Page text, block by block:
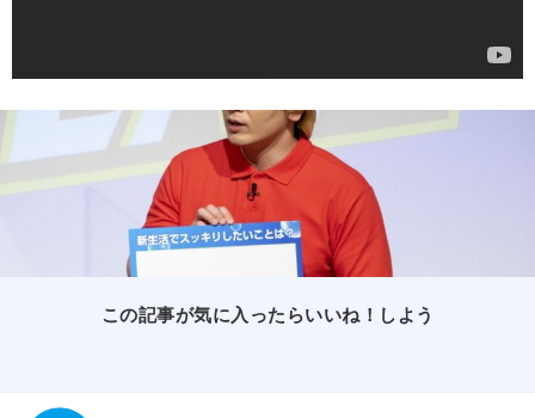
この記事が気に入ったらいいね！しよう